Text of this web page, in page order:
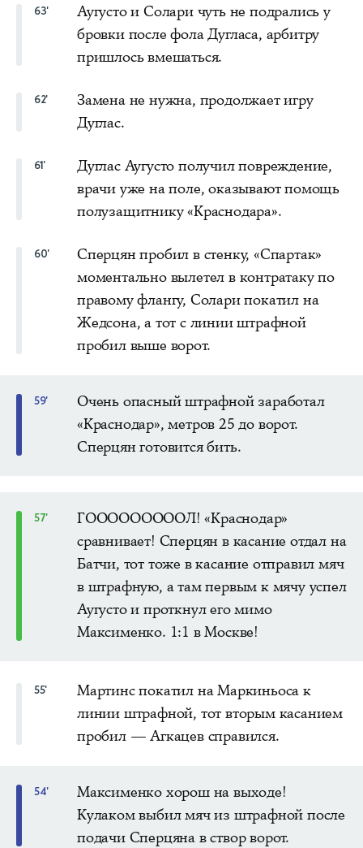
63'
Аугусто и Солари чуть не подрались у
бровки после фола Дугласа, арбитру
пришлось вмешаться.
62'
Замена не нужна, продолжает игру
Дуглас.
61'
Дуглас Аугусто получил повреждение,
врачи уже на поле, оказывают помощь
полузащитнику «Краснодара».
60'
Сперцян пробил в стенку, «Спартак»
моментально вылетел в контратаку по
правому флангу, Солари покатил на
Жедсона, а тот с линии штрафной
пробил выше ворот.
59'
Очень опасный штрафной заработал
«Краснодар», метров 25 до ворот.
Сперцян готовится бить.
57'
ГОООООООООЛ! «Краснодар»
сравнивает! Сперцян в касание отдал на
Батчи, тот тоже в касание отправил мяч
в штрафную, а там первым к мячу успел
Аугусто и проткнул его мимо
Максименко. 1:1 в Москве!
55'
Мартинс покатил на Маркиньоса к
линии штрафной, тот вторым касанием
пробил — Агкацев справился.
54'
Максименко хорош на выходе!
Кулаком выбил мяч из штрафной после
подачи Сперцяна в створ ворот.